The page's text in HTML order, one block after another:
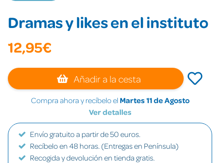
Dramas y likes en el instituto
12,95€
Añadir a la cesta
Compra ahora y recíbelo el Martes 11 de Agosto
Ver detalles
Envío gratuito a partir de 50 euros.
Recíbelo en 48 horas. (Entregas en Península)
Recogida y devolución en tienda gratis.